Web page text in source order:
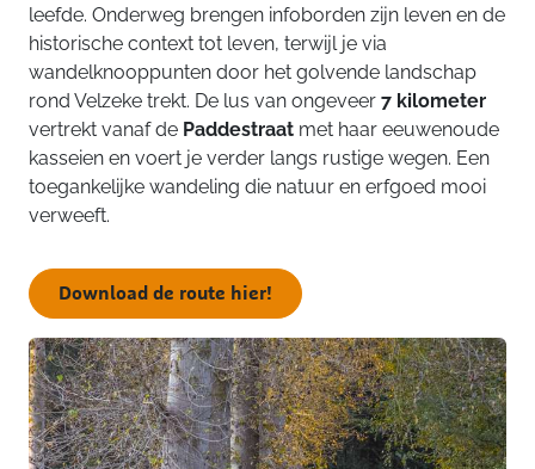
leefde. Onderweg brengen infoborden zijn leven en de
historische context tot leven, terwijl je via
wandelknooppunten door het golvende landschap
rond Velzeke trekt. De lus van ongeveer 7 kilometer
vertrekt vanaf de Paddestraat met haar eeuwenoude
kasseien en voert je verder langs rustige wegen. Een
toegankelijke wandeling die natuur en erfgoed mooi
verweeft.
Download de route hier!